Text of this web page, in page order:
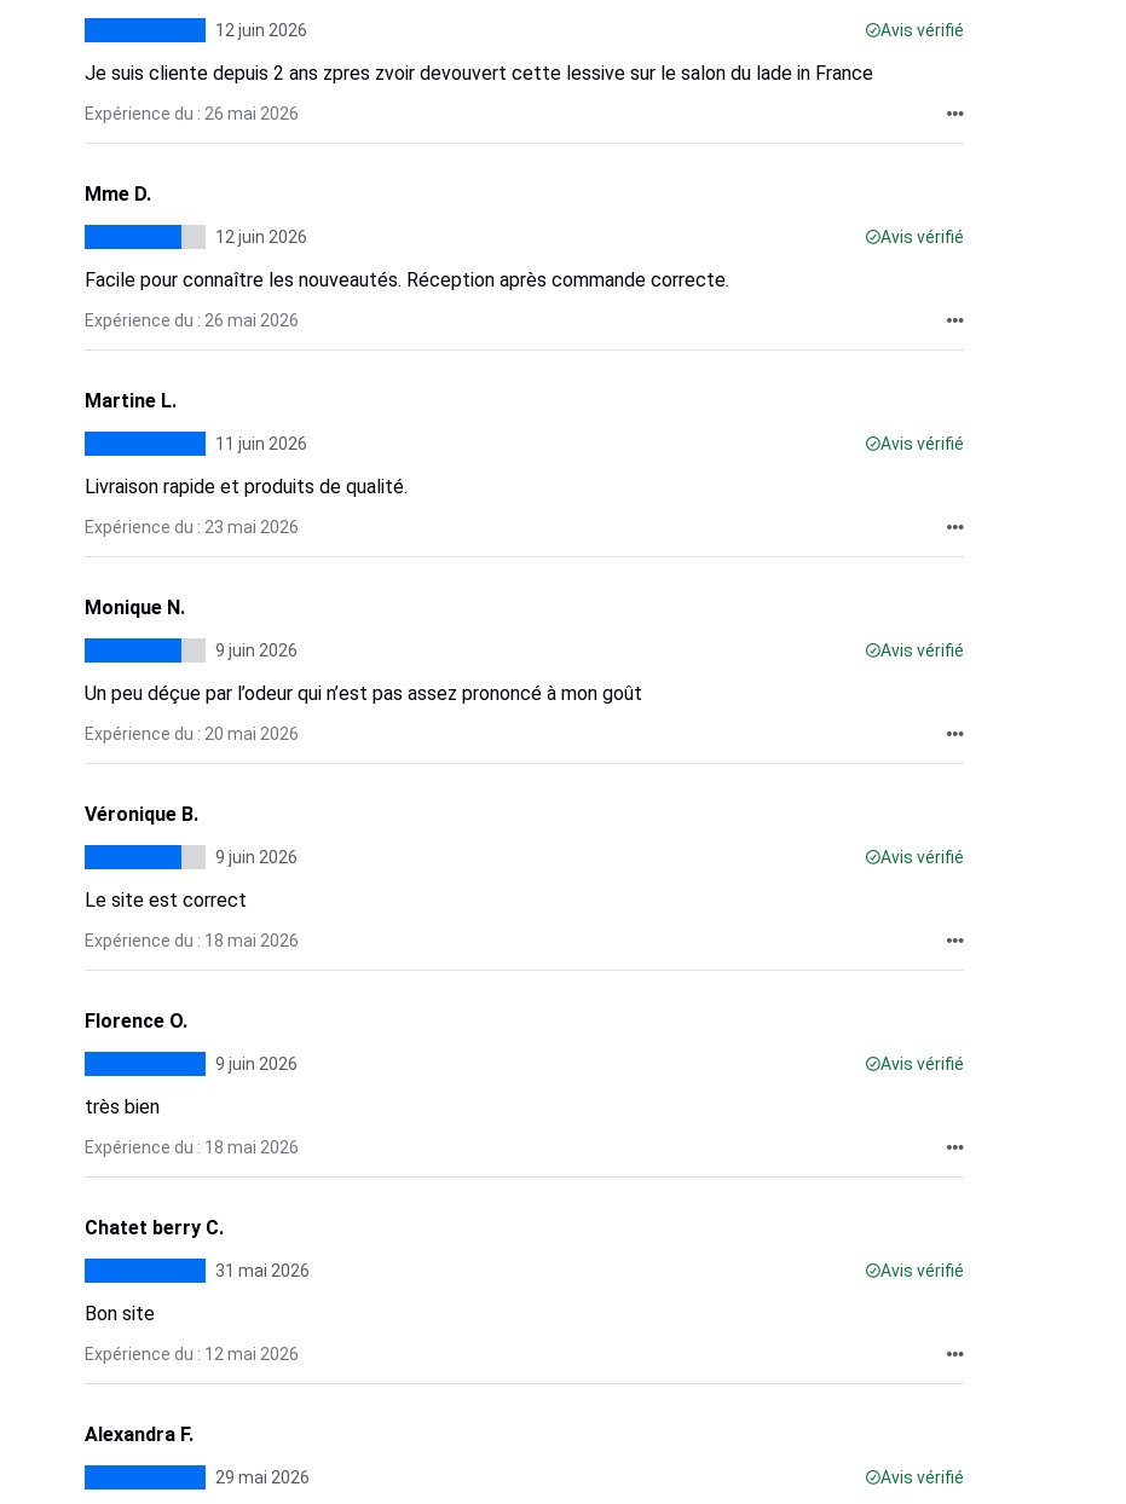
12 juin 2026 Avis vérifié
Je suis cliente depuis 2 ans zpres zvoir devouvert cette lessive sur le salon du lade in France
Expérience du : 26 mai 2026
Mme D.
12 juin 2026 Avis vérifié
Facile pour connaître les nouveautés. Réception après commande correcte.
Expérience du : 26 mai 2026
Martine L.
11 juin 2026 Avis vérifié
Livraison rapide et produits de qualité.
Expérience du : 23 mai 2026
Monique N.
9 juin 2026 Avis vérifié
Un peu déçue par l’odeur qui n’est pas assez prononcé à mon goût
Expérience du : 20 mai 2026
Véronique B.
9 juin 2026 Avis vérifié
Le site est correct
Expérience du : 18 mai 2026
Florence O.
9 juin 2026 Avis vérifié
très bien
Expérience du : 18 mai 2026
Chatet berry C.
31 mai 2026 Avis vérifié
Bon site
Expérience du : 12 mai 2026
Alexandra F.
29 mai 2026 Avis vérifié